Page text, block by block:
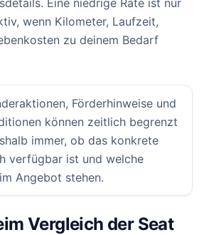
wenn Kilometer, Laufzeit,
zu deinem Bedarf
Förderhinweise und
können zeitlich begrenzt
immer, ob das konkrete
verfügbar ist und welche
Angebot stehen.
Vergleich der Seat